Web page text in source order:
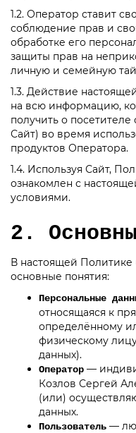
1.2. Оператор ставит
соблюдение прав и
обработке его
защиты прав на
личную и семейную
1.3. Действие
на всю информацию,
получить о
Сайт) во время
продуктов Оператора.
1.4. Используя Сайт,
ознакомлен с
условиями.
2.
В настоящей
основные понятия:
Персональные
относящаяся к
определённому
физическому
данных).
Оператор —
Козлов Сергей
(или)
данных.
Пользователь —